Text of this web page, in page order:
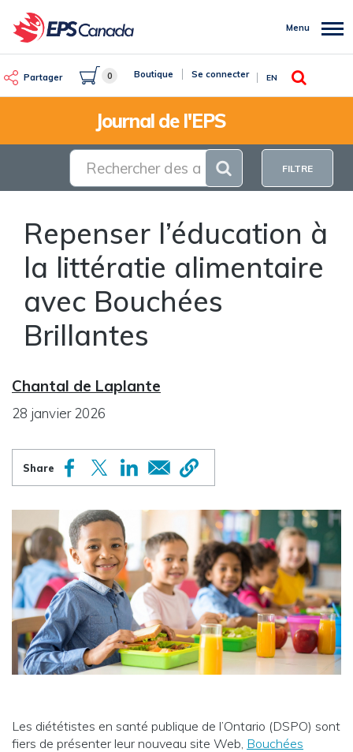
au
contenu
Partager 0 Boutique Se connecter EN
Rechercher
Menu
Journal de l'EPS
FILTRE
Repenser l’éducation à
la littératie alimentaire
avec Bouchées
Brillantes
Chantal de Laplante
28 janvier 2026
Les diététistes en santé publique de l’Ontario (DSPO) sont
fiers de présenter leur nouveau site Web, Bouchées